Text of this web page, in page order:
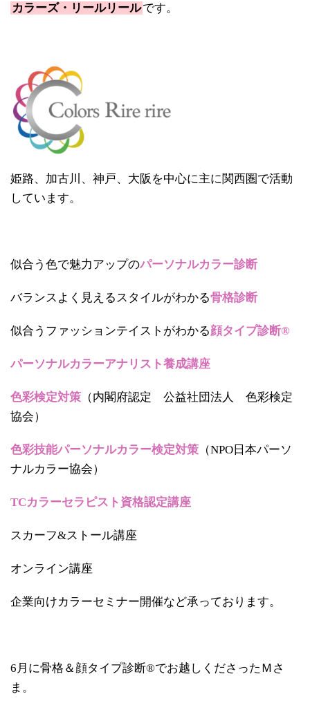
カラーズ・リールリールです。
姫路、加古川、神戸、大阪を中心に主に関西圏で活動
しています。
似合う色で魅力アップのパーソナルカラー診断
バランスよく見えるスタイルがわかる骨格診断
似合うファッションテイストがわかる顔タイプ診断®
パーソナルカラーアナリスト養成講座
色彩検定対策 （内閣府認定 公益社団法人 色彩検定
協会）
色彩技能パーソナルカラー検定対策 （NPO日本パーソ
ナルカラー協会）
TCカラーセラピスト資格認定講座
スカーフ&ストール講座
オンライン講座
企業向けカラーセミナー開催など承っております。
6月に骨格＆顔タイプ診断®でお越しくださったＭさ
ま。